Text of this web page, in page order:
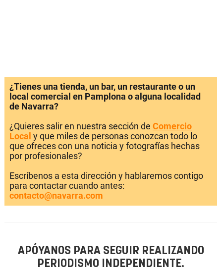
¿Tienes una tienda, un bar, un restaurante o un
local comercial en Pamplona o alguna localidad
de Navarra?
¿Quieres salir en nuestra sección de Comercio
Local y que miles de personas conozcan todo lo
que ofreces con una noticia y fotografías hechas
por profesionales?
Escríbenos a esta dirección y hablaremos contigo
para contactar cuando antes:
contacto@navarra.com
APÓYANOS PARA SEGUIR REALIZANDO
PERIODISMO INDEPENDIENTE.